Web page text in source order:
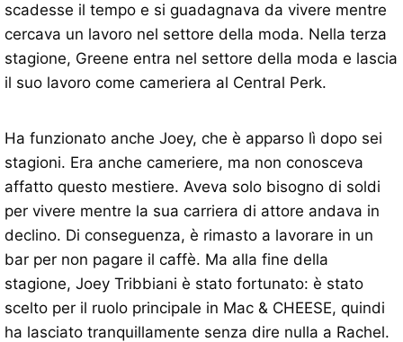
scadesse il tempo e si guadagnava da vivere mentre
cercava un lavoro nel settore della moda. Nella terza
stagione, Greene entra nel settore della moda e lascia
il suo lavoro come cameriera al Central Perk.
Ha funzionato anche Joey, che è apparso lì dopo sei
stagioni. Era anche cameriere, ma non conosceva
affatto questo mestiere. Aveva solo bisogno di soldi
per vivere mentre la sua carriera di attore andava in
declino. Di conseguenza, è rimasto a lavorare in un
bar per non pagare il caffè. Ma alla fine della
stagione, Joey Tribbiani è stato fortunato: è stato
scelto per il ruolo principale in Mac & CHEESE, quindi
ha lasciato tranquillamente senza dire nulla a Rachel.